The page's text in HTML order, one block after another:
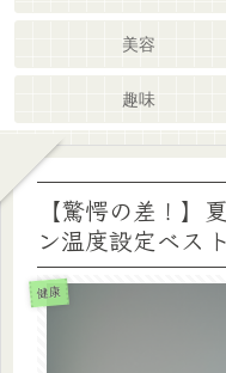
美容
趣味
【驚愕の差！】
ン温度設定ベス
健康